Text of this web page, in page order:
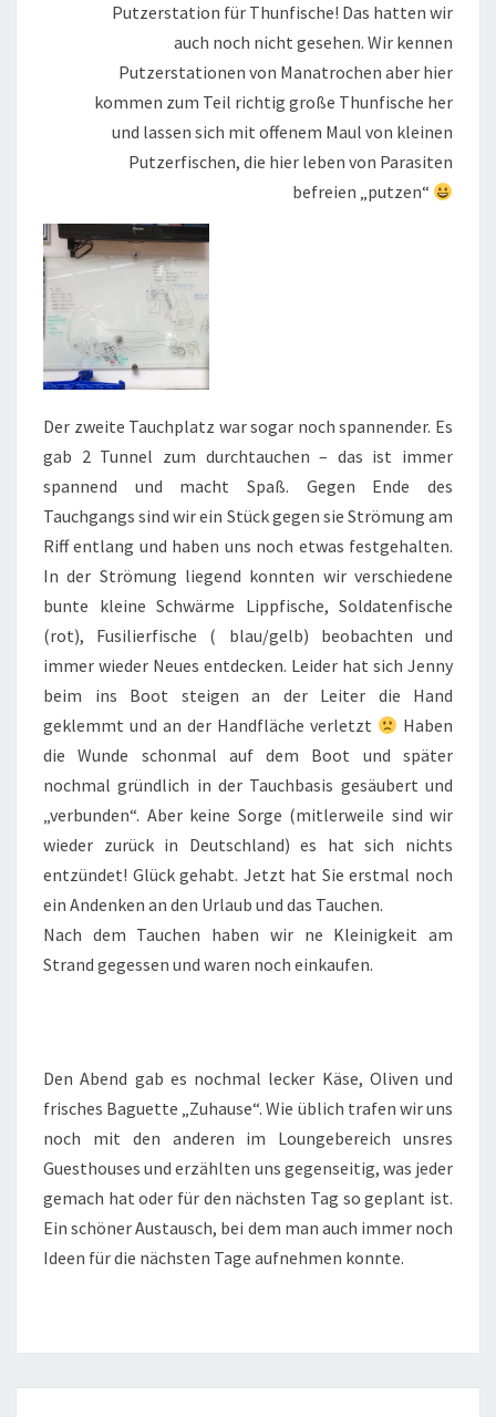
Putzerstation für Thunfische! Das hatten wir
auch noch nicht gesehen. Wir kennen
Putzerstationen von Manatrochen aber hier
kommen zum Teil richtig große Thunfische her
und lassen sich mit offenem Maul von kleinen
Putzerfischen, die hier leben von Parasiten
befreien „putzen“
Der zweite Tauchplatz war sogar noch spannender. Es
gab 2 Tunnel zum durchtauchen – das ist immer
spannend und macht Spaß. Gegen Ende des
Tauchgangs sind wir ein Stück gegen sie Strömung am
Riff entlang und haben uns noch etwas festgehalten.
In der Strömung liegend konnten wir verschiedene
bunte kleine Schwärme Lippfische, Soldatenfische
(rot), Fusilierfische ( blau/gelb) beobachten und
immer wieder Neues entdecken. Leider hat sich Jenny
beim ins Boot steigen an der Leiter die Hand
geklemmt und an der Handfläche verletzt
Haben
die Wunde schonmal auf dem Boot und später
nochmal gründlich in der Tauchbasis gesäubert und
„verbunden“. Aber keine Sorge (mitlerweile sind wir
wieder zurück in Deutschland) es hat sich nichts
entzündet! Glück gehabt. Jetzt hat Sie erstmal noch
ein Andenken an den Urlaub und das Tauchen.
Nach dem Tauchen haben wir ne Kleinigkeit am
Strand gegessen und waren noch einkaufen.
Den Abend gab es nochmal lecker Käse, Oliven und
frisches Baguette „Zuhause“. Wie üblich trafen wir uns
noch mit den anderen im Loungebereich unsres
Guesthouses und erzählten uns gegenseitig, was jeder
gemach hat oder für den nächsten Tag so geplant ist.
Ein schöner Austausch, bei dem man auch immer noch
Ideen für die nächsten Tage aufnehmen konnte.